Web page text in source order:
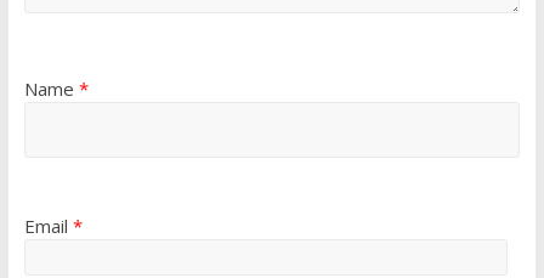
Name *
Email *